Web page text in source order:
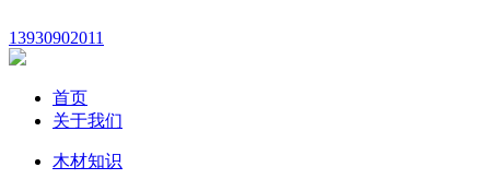
13930902011
首页
关于我们
木材知识